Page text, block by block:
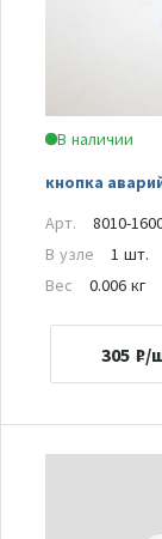
В наличии
кнопка
Арт.
8010-
В узле
1 шт.
Вес
0.006 кг
305 ₽/